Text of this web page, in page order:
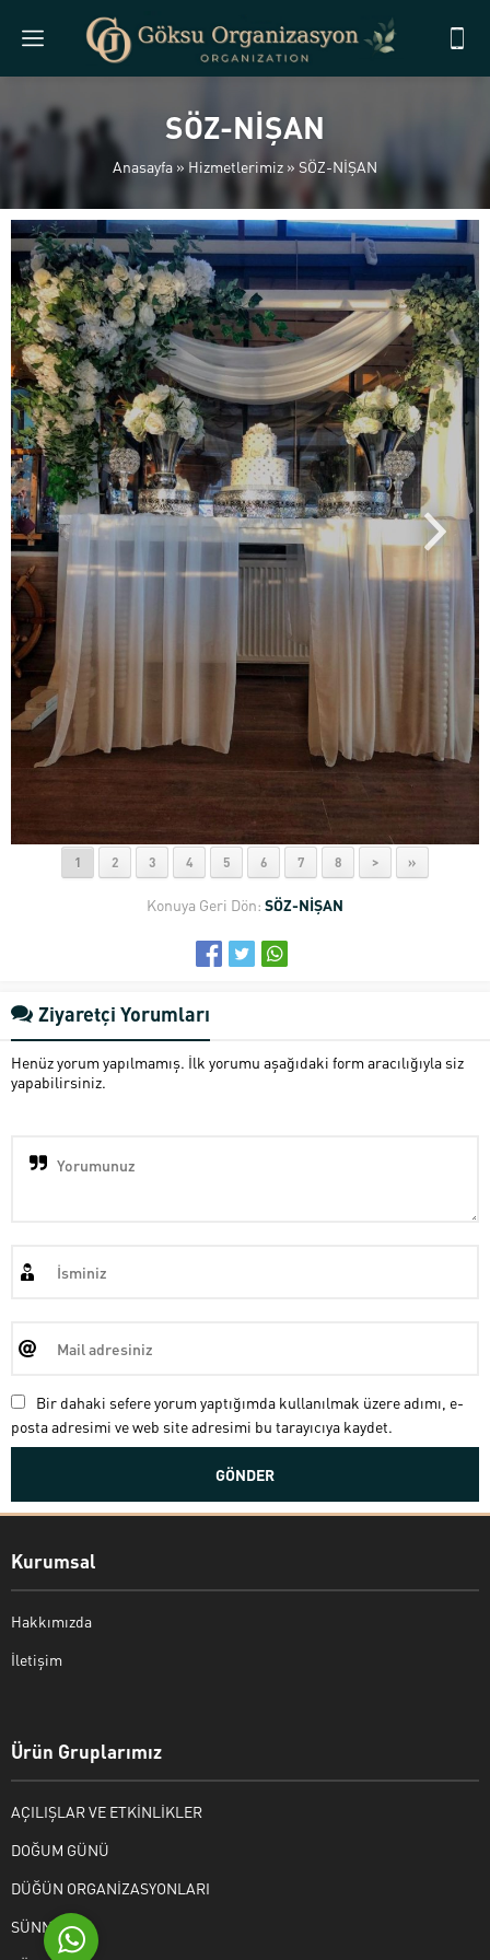
SÖZ-NİŞAN
Anasayfa »Hizmetlerimiz » SÖZ-NİŞAN
1 2 3 4 5 6 7 8 > »
Konuya Geri Dön: SÖZ-NİŞAN
Ziyaretçi Yorumları
Henüz yorum yapılmamış. İlk yorumu aşağıdaki form aracılığıyla siz
yapabilirsiniz.
Bir dahaki sefere yorum yaptığımda kullanılmak üzere adımı, e-
posta adresimi ve web site adresimi bu tarayıcıya kaydet.
Kurumsal
Hakkımızda
İletişim
Ürün Gruplarımız
AÇILIŞLAR VE ETKİNLİKLER
DOĞUM GÜNÜ
DÜĞÜN ORGANİZASYONLARI
SÜNNET